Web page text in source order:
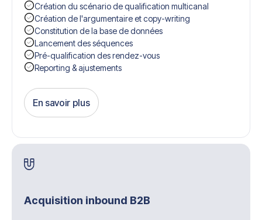
Création du scénario de qualification multicanal
Création de l'argumentaire et copy-writing
Constitution de la base de données
Lancement des séquences
Pré-qualification des rendez-vous
Reporting & ajustements
En savoir plus
Get Started
Acquisition inbound B2B